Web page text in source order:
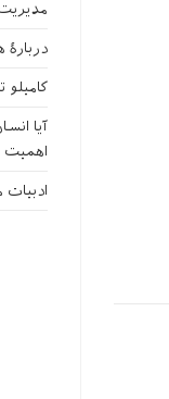
دربارهٔ
کامیلو
آیا
اهمیت
ادبیات